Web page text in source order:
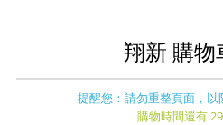
翔新 購物
提醒您：請勿重整頁面，
購物時間還有